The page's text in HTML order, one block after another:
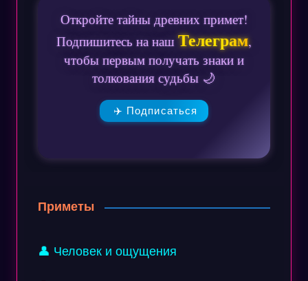
Откройте тайны древних примет!
Подпишитесь на нашТелеграм,
чтобы первым получать знаки и
толкования судьбы 🌙
✈️ Подписаться
Приметы
👤 Человек и ощущения